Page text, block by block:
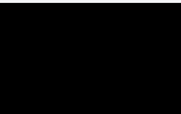
2023 de opdracht om haar analyse